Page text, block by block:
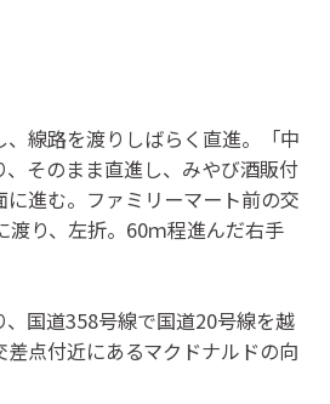
線路を渡りしばらく直進。「中
そのまま直進し、みやび酒販付
進む。ファミリーマート前の交
渡り、左折。60ｍ程進んだ右手
国道358号線で国道20号線を越
点付近にあるマクドナルドの向